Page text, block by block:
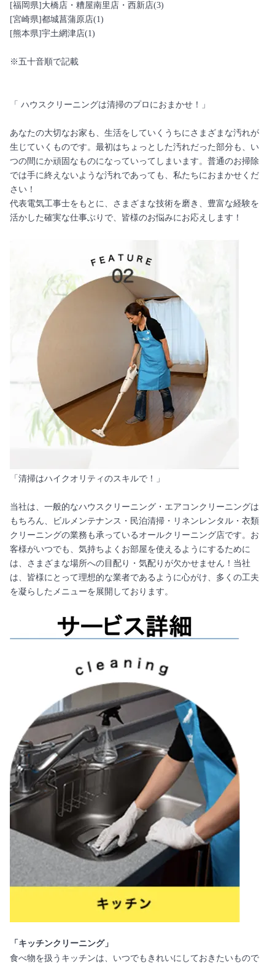
[福岡県]大橋店・糟屋南里店・西新店(3)
[宮崎県]都城菖蒲原店(1)
[熊本県]宇土網津店(1)
※五十音順で記載
「 ハウスクリーニングは清掃のプロにおまかせ！」
あなたの大切なお家も、生活をしていくうちにさまざまな汚れが
生じていくものです。最初はちょっとした汚れだった部分も、い
つの間にか頑固なものになっていってしまいます。普通のお掃除
では手に終えないような汚れであっても、私たちにおまかせくだ
さい！
代表電気工事士をもとに、さまざまな技術を磨き、豊富な経験を
活かした確実な仕事ぶりで、皆様のお悩みにお応えします！
「清掃はハイクオリティのスキルで！」
当社は、一般的なハウスクリーニング・エアコンクリーニングは
もちろん、ビルメンテナンス・民泊清掃・リネンレンタル・衣類
クリーニングの業務も承っているオールクリーニング店です。お
客様がいつでも、気持ちよくお部屋を使えるようにするために
は、さまざまな場所への目配り・気配りが欠かせません！当社
は、皆様にとって理想的な業者であるように心がけ、多くの工夫
を凝らしたメニューを展開しております。
「キッチンクリーニング」
食べ物を扱うキッチンは、いつでもきれいにしておきたいもので